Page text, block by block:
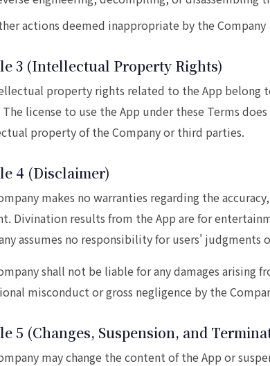
actions deemed inappropriate by the Company
3 (Intellectual Property Rights)
property rights related to the App belong
license to use the App under these Terms
property of the Company or third parties.
4 (Disclaimer)
makes no warranties regarding the
Divination results from the App are for
assumes no responsibility for users' judgments
shall not be liable for any damages arising
misconduct or gross negligence by the
5 (Changes, Suspension, and
may change the content of the App or